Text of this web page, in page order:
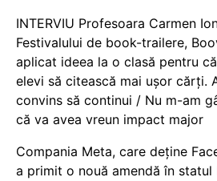
INTERVIU Profesoara Carmen
Festivalului de book-trailere,
aplicat ideea la o clasă pentru
elevi să citească mai ușor cărți.
convins să continui / Nu m-am
că va avea vreun impact major
Compania Meta, care deține
a primit o nouă amendă în